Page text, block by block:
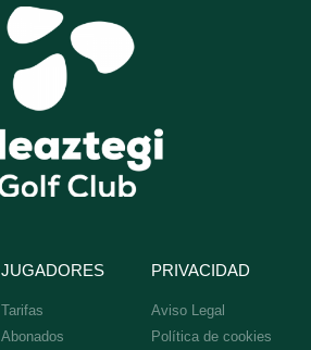
JUGADORES
Tarifas
Abonados
PRIVACIDAD
Aviso Legal
Política de cookies